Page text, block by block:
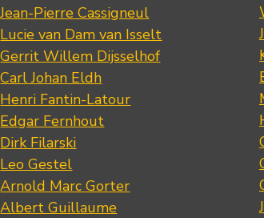
Jean-Pierre Cassigneul
Lucie van Dam van Isselt
Gerrit Willem Dijsselhof
Carl Johan Eldh
Henri Fantin-Latour
Edgar Fernhout
Dirk Filarski
Leo Gestel
Arnold Marc Gorter
Albert Guillaume